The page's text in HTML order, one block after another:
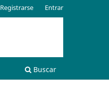
Buscar
Registrarse Entrar